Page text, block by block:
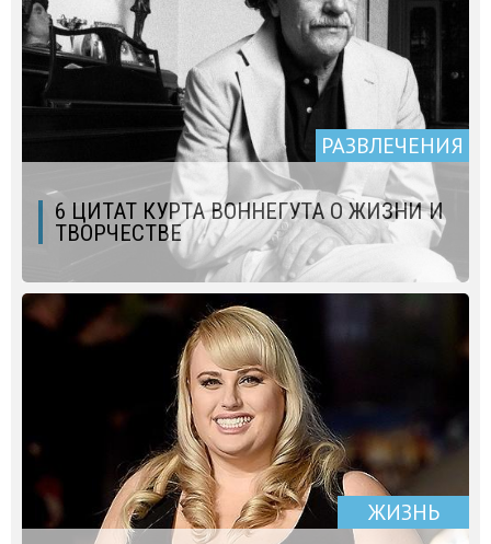
РАЗВЛЕЧЕНИЯ
6 ЦИТАТ КУРТА ВОННЕГУТА О ЖИЗНИ И
ТВОРЧЕСТВЕ
ЖИЗНЬ